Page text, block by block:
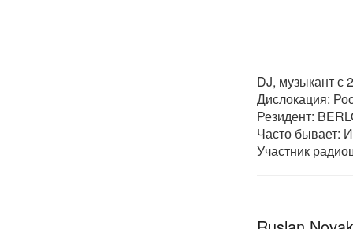
DJ, музыкант с
Дислокация:
Резидент:
Часто бывает:
Участник